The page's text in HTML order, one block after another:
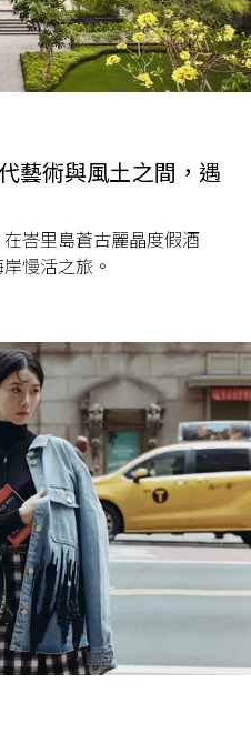
藝術與風土之間，遇
峇里島蒼古麗晶度假酒
慢活之旅。